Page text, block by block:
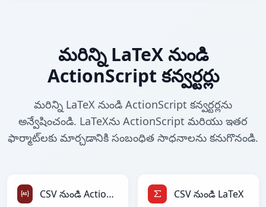
మరిన్ని LaTeX నుండి
ActionScript కన్వర్టర్లు
మరిన్ని LaTeX నుండి ActionScript కన్వర్టర్లను
అన్వేషించండి. LaTeXను ActionScript మరియు ఇతర
ఫార్మాట్‌లకు మార్చడానికి సంబంధిత సాధనాలను కనుగొనండి.
CSV నుండి ActionScript CSV నుండి LaTeX